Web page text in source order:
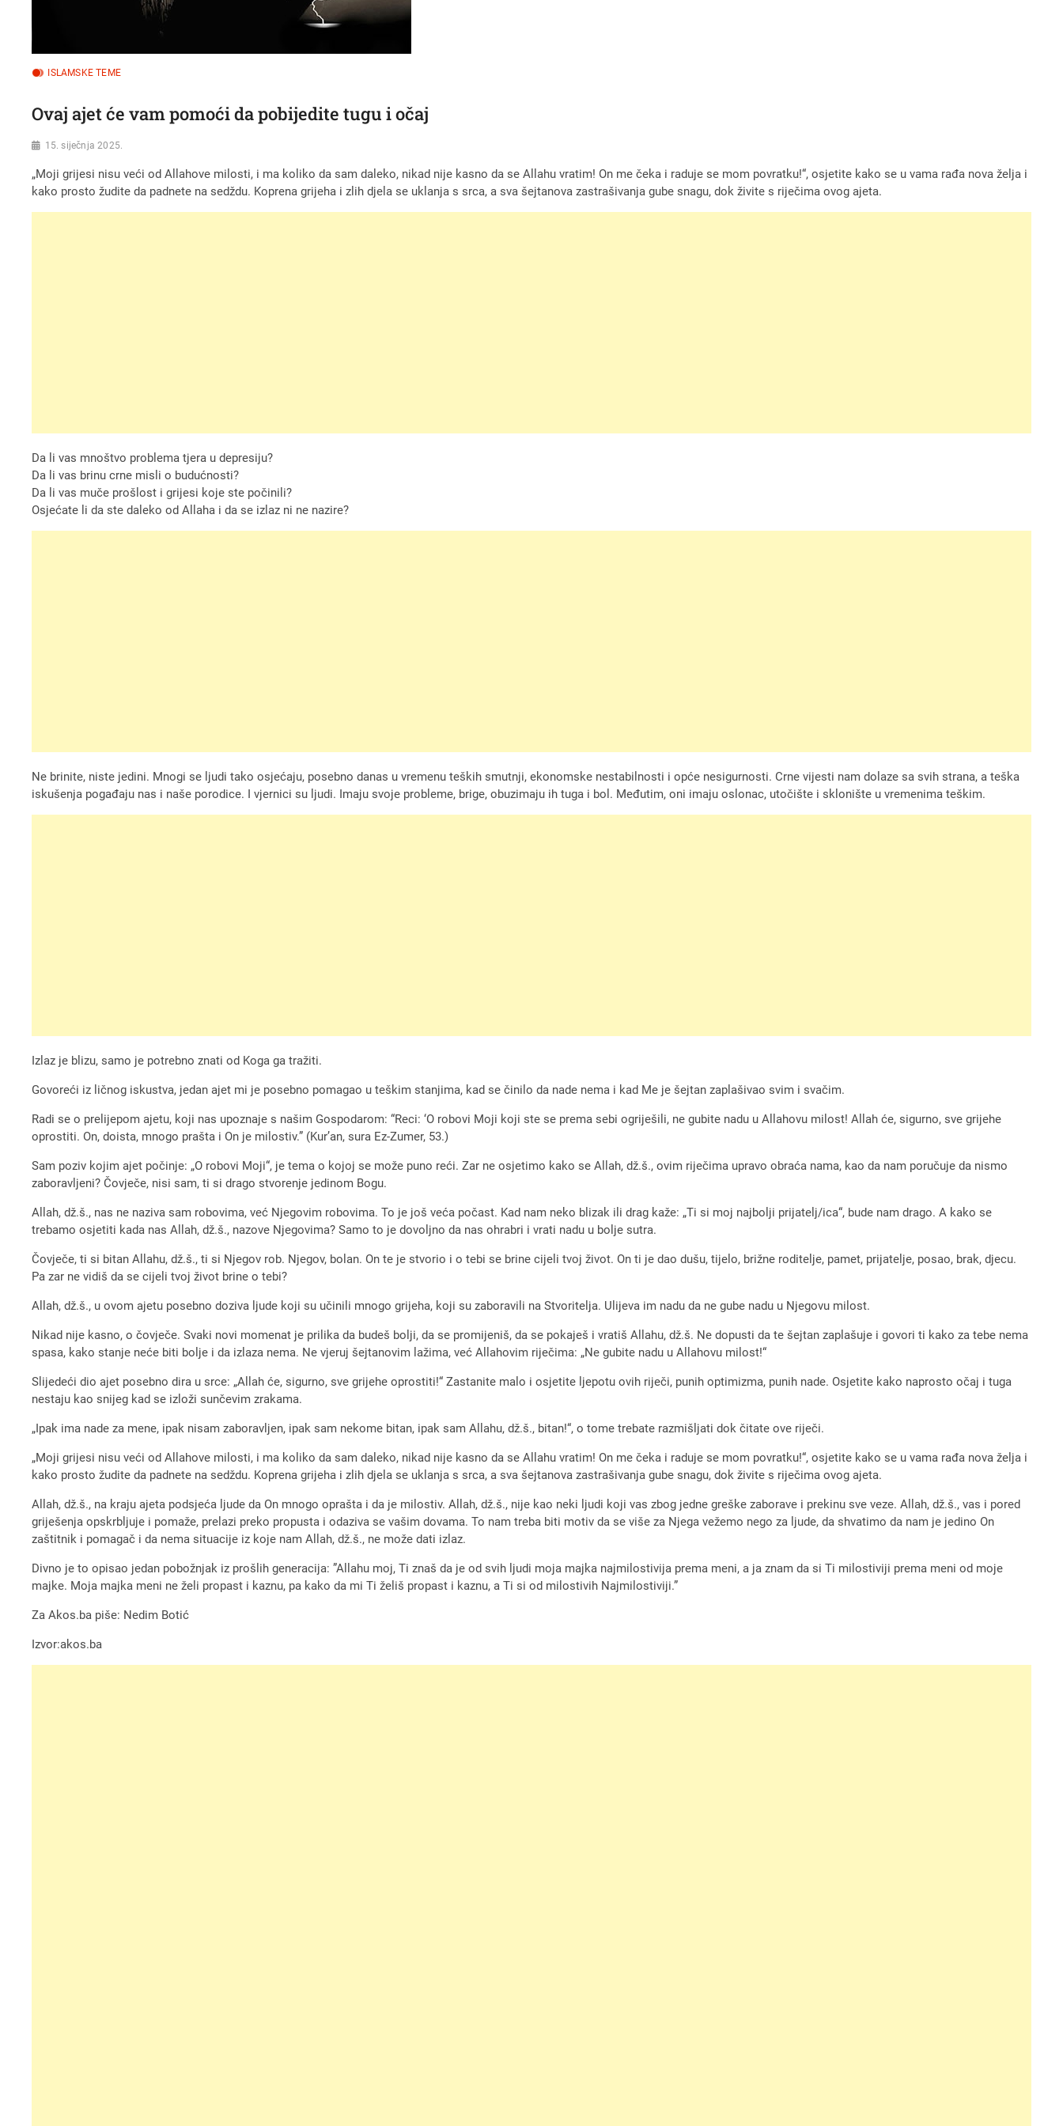
ISLAMSKE TEME
Ovaj ajet će vam pomoći da pobijedite tugu i očaj
15. siječnja 2025.
„Moji grijesi nisu veći od Allahove milosti, i ma koliko da sam daleko, nikad nije kasno da se Allahu vratim! On me čeka i raduje se mom povratku!“, osjetite kako se u vama rađa nova želja i
kako prosto žudite da padnete na sedždu. Koprena grijeha i zlih djela se uklanja s srca, a sva šejtanova zastrašivanja gube snagu, dok živite s riječima ovog ajeta.
Da li vas mnoštvo problema tjera u depresiju?
Da li vas brinu crne misli o budućnosti?
Da li vas muče prošlost i grijesi koje ste počinili?
Osjećate li da ste daleko od Allaha i da se izlaz ni ne nazire?
Ne brinite, niste jedini. Mnogi se ljudi tako osjećaju, posebno danas u vremenu teških smutnji, ekonomske nestabilnosti i opće nesigurnosti. Crne vijesti nam dolaze sa svih strana, a teška
iskušenja pogađaju nas i naše porodice. I vjernici su ljudi. Imaju svoje probleme, brige, obuzimaju ih tuga i bol. Međutim, oni imaju oslonac, utočište i sklonište u vremenima teškim.
Izlaz je blizu, samo je potrebno znati od Koga ga tražiti.
Govoreći iz ličnog iskustva, jedan ajet mi je posebno pomagao u teškim stanjima, kad se činilo da nade nema i kad Me je šejtan zaplašivao svim i svačim.
Radi se o prelijepom ajetu, koji nas upoznaje s našim Gospodarom: “Reci: ‘O robovi Moji koji ste se prema sebi ogriješili, ne gubite nadu u Allahovu milost! Allah će, sigurno, sve grijehe
oprostiti. On, doista, mnogo prašta i On je milostiv.” (Kur’an, sura Ez-Zumer, 53.)
Sam poziv kojim ajet počinje: „O robovi Moji“, je tema o kojoj se može puno reći. Zar ne osjetimo kako se Allah, dž.š., ovim riječima upravo obraća nama, kao da nam poručuje da nismo
zaboravljeni? Čovječe, nisi sam, ti si drago stvorenje jedinom Bogu.
Allah, dž.š., nas ne naziva sam robovima, već Njegovim robovima. To je još veća počast. Kad nam neko blizak ili drag kaže: „Ti si moj najbolji prijatelj/ica“, bude nam drago. A kako se
trebamo osjetiti kada nas Allah, dž.š., nazove Njegovima? Samo to je dovoljno da nas ohrabri i vrati nadu u bolje sutra.
Čovječe, ti si bitan Allahu, dž.š., ti si Njegov rob. Njegov, bolan. On te je stvorio i o tebi se brine cijeli tvoj život. On ti je dao dušu, tijelo, brižne roditelje, pamet, prijatelje, posao, brak, djecu.
Pa zar ne vidiš da se cijeli tvoj život brine o tebi?
Allah, dž.š., u ovom ajetu posebno doziva ljude koji su učinili mnogo grijeha, koji su zaboravili na Stvoritelja. Ulijeva im nadu da ne gube nadu u Njegovu milost.
Nikad nije kasno, o čovječe. Svaki novi momenat je prilika da budeš bolji, da se promijeniš, da se pokaješ i vratiš Allahu, dž.š. Ne dopusti da te šejtan zaplašuje i govori ti kako za tebe nema
spasa, kako stanje neće biti bolje i da izlaza nema. Ne vjeruj šejtanovim lažima, već Allahovim riječima: „Ne gubite nadu u Allahovu milost!“
Slijedeći dio ajet posebno dira u srce: „Allah će, sigurno, sve grijehe oprostiti!“ Zastanite malo i osjetite ljepotu ovih riječi, punih optimizma, punih nade. Osjetite kako naprosto očaj i tuga
nestaju kao snijeg kad se izloži sunčevim zrakama.
„Ipak ima nade za mene, ipak nisam zaboravljen, ipak sam nekome bitan, ipak sam Allahu, dž.š., bitan!“, o tome trebate razmišljati dok čitate ove riječi.
„Moji grijesi nisu veći od Allahove milosti, i ma koliko da sam daleko, nikad nije kasno da se Allahu vratim! On me čeka i raduje se mom povratku!“, osjetite kako se u vama rađa nova želja i
kako prosto žudite da padnete na sedždu. Koprena grijeha i zlih djela se uklanja s srca, a sva šejtanova zastrašivanja gube snagu, dok živite s riječima ovog ajeta.
Allah, dž.š., na kraju ajeta podsjeća ljude da On mnogo oprašta i da je milostiv. Allah, dž.š., nije kao neki ljudi koji vas zbog jedne greške zaborave i prekinu sve veze. Allah, dž.š., vas i pored
griješenja opskrbljuje i pomaže, prelazi preko propusta i odaziva se vašim dovama. To nam treba biti motiv da se više za Njega vežemo nego za ljude, da shvatimo da nam je jedino On
zaštitnik i pomagač i da nema situacije iz koje nam Allah, dž.š., ne može dati izlaz.
Divno je to opisao jedan pobožnjak iz prošlih generacija: ”Allahu moj, Ti znaš da je od svih ljudi moja majka najmilostivija prema meni, a ja znam da si Ti milostiviji prema meni od moje
majke. Moja majka meni ne želi propast i kaznu, pa kako da mi Ti želiš propast i kaznu, a Ti si od milostivih Najmilostiviji.”
Za Akos.ba piše: Nedim Botić
Izvor:akos.ba